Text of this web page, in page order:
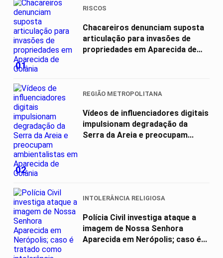
01
RISCOS
Chacareiros denunciam suposta
articulação para invasões de
propriedades em Aparecida de
02
REGIÃO METROPOLITANA
Vídeos de influenciadores digitais
impulsionam degradação da
Serra da Areia e preocupam...
INTOLERÂNCIA RELIGIOSA
Polícia Civil investiga ataque a
imagem de Nossa Senhora
Aparecida em Nerópolis; caso é...